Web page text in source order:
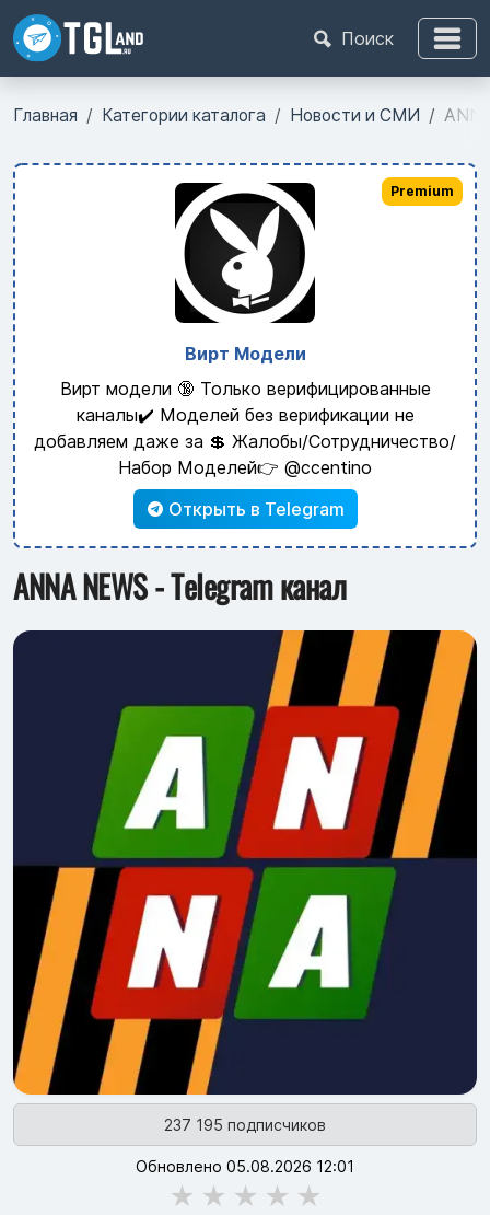
Поиск
Главная Категории каталога Новости и СМИ
Вирт Модели
Вирт модели 🔞 Только верифицированные
каналы✔️ Моделей без верификации не
добавляем даже за 💲 Жалобы/Сотрудничество/
Набор Моделей👉 @ccentino
Открыть в Telegram
Premium
ANNA NEWS - Telegram канал
237 195 подписчиков
Обновлено 05.08.2026 12:01
★ ★ ★ ★ ★